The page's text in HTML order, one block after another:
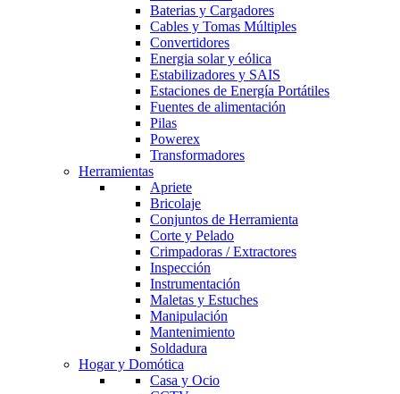
Baterias y Cargadores
Cables y Tomas Múltiples
Convertidores
Energia solar y eólica
Estabilizadores y SAIS
Estaciones de Energía Portátiles
Fuentes de alimentación
Pilas
Powerex
Transformadores
Herramientas
Apriete
Bricolaje
Conjuntos de Herramienta
Corte y Pelado
Crimpadoras / Extractores
Inspección
Instrumentación
Maletas y Estuches
Manipulación
Mantenimiento
Soldadura
Hogar y Domótica
Casa y Ocio